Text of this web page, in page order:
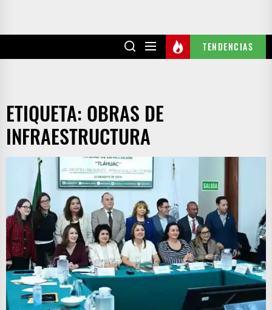
TENDENCIAS
ETIQUETA: OBRAS DE
INFRAESTRUCTURA